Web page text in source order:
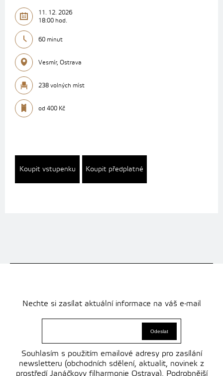
11. 12. 2026
18:00 hod.
60 minut
Vesmír, Ostrava
238 volných míst
od 400 Kč
Koupit vstupenku Koupit předplatné
Nechte si zasílat aktuální informace na váš e-mail
Souhlasím s použitím emailové adresy pro zasílání
newsletteru (obchodních sdělení, aktualit, novinek z
prostředí Janáčkovy filharmonie Ostrava). Podrobnější